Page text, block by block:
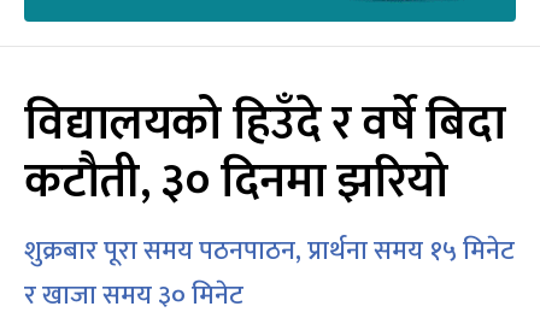
विद्यालयको हिउँदे र वर्षे बिदा
कटौती, ३० दिनमा झरियो
शुक्रबार पूरा समय पठनपाठन, प्रार्थना समय १५ मिनेट
र खाजा समय ३० मिनेट